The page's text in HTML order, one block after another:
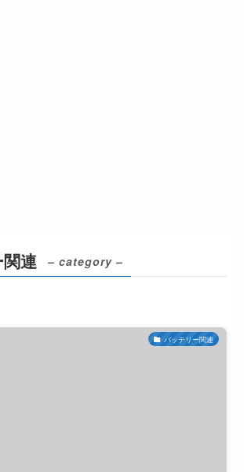
連 – category –
バッテリー関連